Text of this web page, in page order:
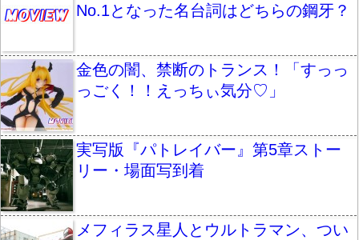
No.1となった名台詞はどちらの鋼牙？
金色の闇、禁断のトランス！「すっっ
っごく！！えっちぃ気分♡」
実写版『パトレイバー』第5章ストー
リー・場面写到着
メフィラス星人とウルトラマン、つい